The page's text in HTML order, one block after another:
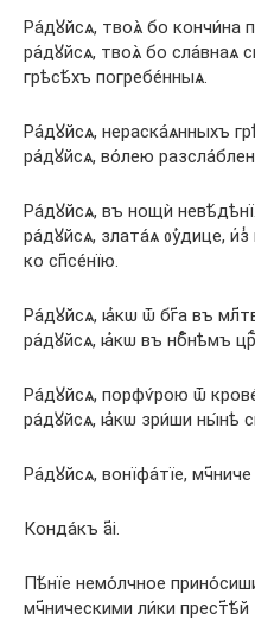
Ра́дꙋйсѧ, твоѧ̀ бо кончи́на
ра́дꙋйсѧ, твоѧ̀ бо сла́внаѧ
грѣсѣ́хъ погребе́нныѧ.
Ра́дꙋйсѧ, нераска́ѧнныхъ
ра́дꙋйсѧ, во́лею
Ра́дꙋйсѧ, въ нощѝ
ра́дꙋйсѧ, злата́ѧ ᲂу҆́дице,
ко сп҃се́нїю.
Ра́дꙋйсѧ, ꙗ҆́кѡ ѿ бг҃а въ
ра́дꙋйсѧ, ꙗ҆́кѡ въ нбⷭ҇нѣмъ
Ра́дꙋйсѧ, порфѵ́рою ѿ
ра́дꙋйсѧ, ꙗ҆́кѡ зри́ши ны́нѣ
Ра́дꙋйсѧ, вонїфа́тїе,
Конда́къ а҃і.
Пѣ́нїе немо́лчное
мч҃ническими ли́ки